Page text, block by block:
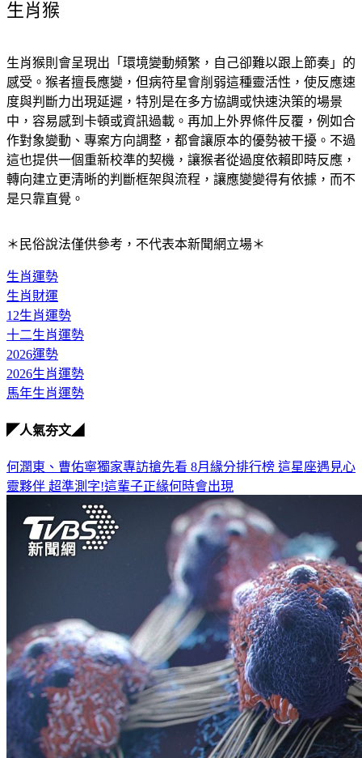
生肖猴
生肖猴則會呈現出「環境變動頻繁，自己卻難以跟上節奏」的
感受。猴者擅長應變，但病符星會削弱這種靈活性，使反應速
度與判斷力出現延遲，特別是在多方協調或快速決策的場景
中，容易感到卡頓或資訊過載。再加上外界條件反覆，例如合
作對象變動、專案方向調整，都會讓原本的優勢被干擾。不過
這也提供一個重新校準的契機，讓猴者從過度依賴即時反應，
轉向建立更清晰的判斷框架與流程，讓應變變得有依據，而不
是只靠直覺。
＊民俗說法僅供參考，不代表本新聞網立場＊
生肖運勢
生肖財運
12生肖運勢
十二生肖運勢
2026運勢
2026生肖運勢
馬年生肖運勢
◤人氣夯文◢
何潤東、曹佑寧獨家專訪搶先看 8月緣分排行榜 這星座遇見心
靈夥伴 超準測字!這輩子正緣何時會出現